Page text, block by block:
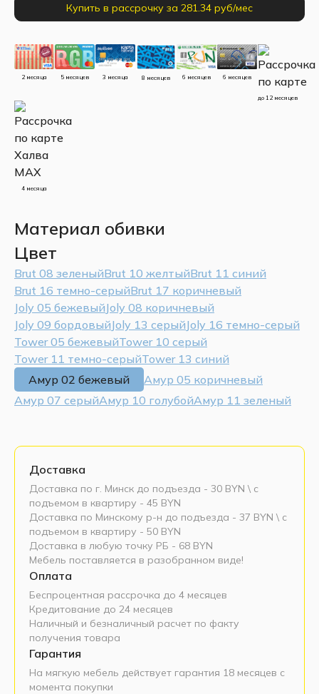
Купить в рассрочку за 281.34 руб/мес
2 месяца 5 месяцев 3 месяца 8 месяцев 6 месяцев 6 месяцев
до 12 месяцев
4 месяца
Материал обивки
Цвет
Brut 08 зеленыйBrut 10 желтыйBrut 11 синий
Brut 16 темно-серыйBrut 17 коричневый
Joly 05 бежевыйJoly 08 коричневый
Joly 09 бордовыйJoly 13 серыйJoly 16 темно-серый
Tower 05 бежевыйTower 10 серый
Tower 11 темно-серыйTower 13 синий
Амур 02 бежевый
Амур 05 коричневый
Амур 07 серыйАмур 10 голубойАмур 11 зеленый
Доставка
Доставка по г. Минск до подъезда - 30 BYN \ c
подъемом в квартиру - 45 BYN
Доставка по Минскому р-н до подъезда - 37 BYN \ c
подъемом в квартиру - 50 BYN
Доставка в любую точку РБ - 68 BYN
Мебель поставляется в разобранном виде!
Оплата
Беспроцентная рассрочка до 4 месяцев
Кредитование до 24 месяцев
Наличный и безналичный расчет по факту
получения товара
Гарантия
На мягкую мебель действует гарантия 18 месяцев с
момента покупки